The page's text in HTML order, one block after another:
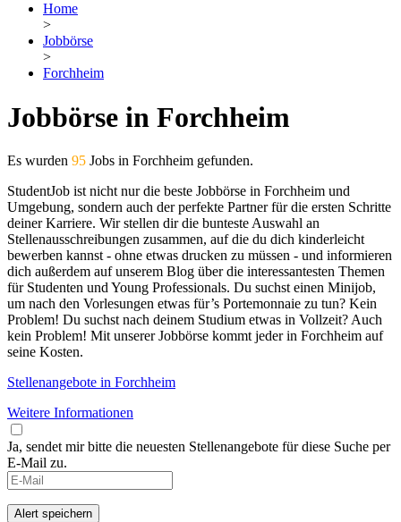
Home
>
Jobbörse
>
Forchheim
Jobbörse in Forchheim
Es wurden 95 Jobs in Forchheim gefunden.
StudentJob ist nicht nur die beste Jobbörse in Forchheim und
Umgebung, sondern auch der perfekte Partner für die ersten Schritte
deiner Karriere. Wir stellen dir die bunteste Auswahl an
Stellenausschreibungen zusammen, auf die du dich kinderleicht
bewerben kannst - ohne etwas drucken zu müssen - und informieren
dich außerdem auf unserem Blog über die interessantesten Themen
für Studenten und Young Professionals. Du suchst einen Minijob,
um nach den Vorlesungen etwas für’s Portemonnaie zu tun? Kein
Problem! Du suchst nach deinem Studium etwas in Vollzeit? Auch
kein Problem! Mit unserer Jobbörse kommt jeder in Forchheim auf
seine Kosten.
Stellenangebote in Forchheim
Weitere Informationen
Ja, sendet mir bitte die neuesten Stellenangebote für diese Suche per
E-Mail zu.
Alert speichern